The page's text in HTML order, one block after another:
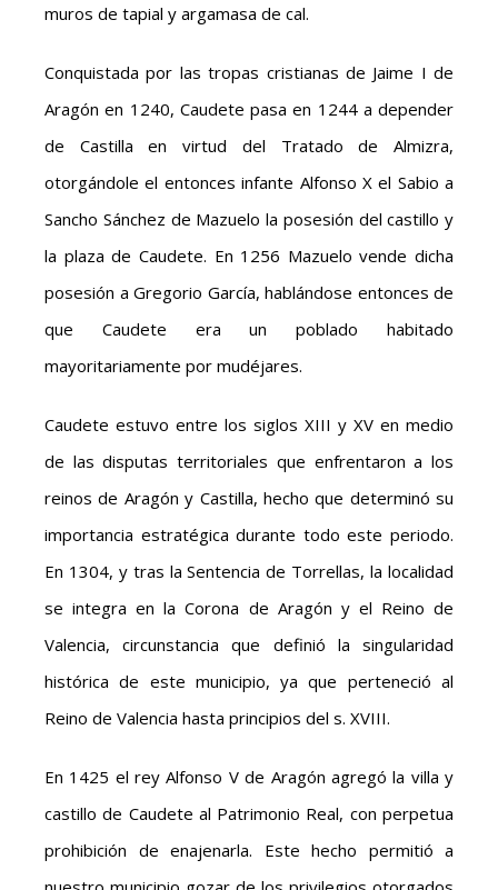
muros de tapial y argamasa de cal.
Conquistada por las tropas cristianas de Jaime I de
Aragón en 1240, Caudete pasa en 1244 a depender
de Castilla en virtud del Tratado de Almizra,
otorgándole el entonces infante Alfonso X el Sabio a
Sancho Sánchez de Mazuelo la posesión del castillo y
la plaza de Caudete. En 1256 Mazuelo vende dicha
posesión a Gregorio García, hablándose entonces de
que Caudete era un poblado habitado
mayoritariamente por mudéjares.
Caudete estuvo entre los siglos XIII y XV en medio
de las disputas territoriales que enfrentaron a los
reinos de Aragón y Castilla, hecho que determinó su
importancia estratégica durante todo este periodo.
En 1304, y tras la Sentencia de Torrellas, la localidad
se integra en la Corona de Aragón y el Reino de
Valencia, circunstancia que definió la singularidad
histórica de este municipio, ya que perteneció al
Reino de Valencia hasta principios del s. XVIII.
En 1425 el rey Alfonso V de Aragón agregó la villa y
castillo de Caudete al Patrimonio Real, con perpetua
prohibición de enajenarla. Este hecho permitió a